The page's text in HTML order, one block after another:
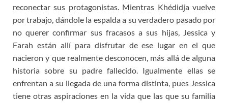
reconectar sus protagonistas. Mientras Khédidja vuelve
por trabajo, dándole la espalda a su verdadero pasado por
no querer confirmar sus fracasos a sus hijas, Jessica y
Farah están allí para disfrutar de ese lugar en el que
nacieron y que realmente desconocen, más allá de alguna
historia sobre su padre fallecido. Igualmente ellas se
enfrentan a su llegada de una forma distinta, pues Jessica
tiene otras aspiraciones en la vida que las que su familia